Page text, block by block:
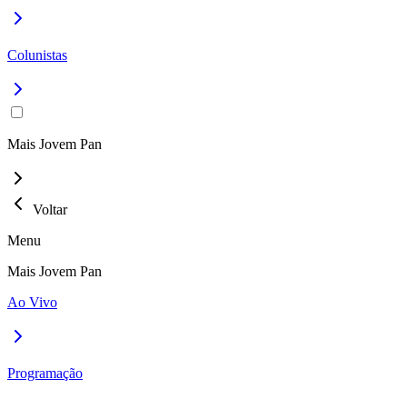
Colunistas
Mais Jovem Pan
Voltar
Menu
Mais Jovem Pan
Ao Vivo
Programação